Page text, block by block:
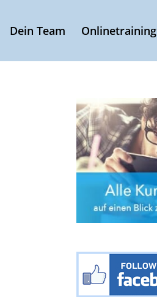
Dein Team Onlinetraining